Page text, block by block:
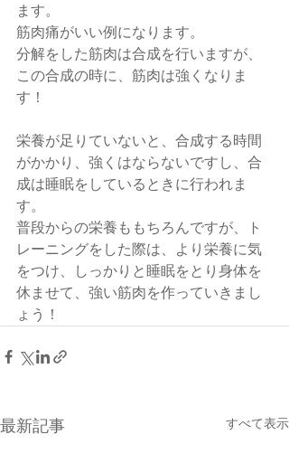
ます。
筋肉痛がいい例になります。
分解をした筋肉は合成を行いますが、
この合成の時に、筋肉は強くなりま
す！
栄養が足りていないと、合成する時間
がかかり、強くはならないですし、合
成は睡眠をしているときに行われま
す。
普段からの栄養ももちろんですが、ト
レーニングをした際は、より栄養に気
をつけ、しっかりと睡眠をとり身体を
休ませて、強い筋肉を作っていきまし
ょう！
最新記事 すべて表示